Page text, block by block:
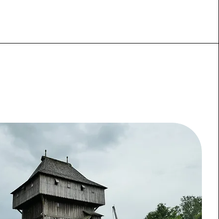
ou Migrations Barbares, des peuples
s’accentuer jusqu’à provoquer la fin de
et la création des grands royaumes
(du Ve au IXe siècle) dont celui des Francs.
des Mérovingiens (Clovis), puis celle
(Charlemagne). Cette période est marquée
nouveau type de gouvernance fondé sur